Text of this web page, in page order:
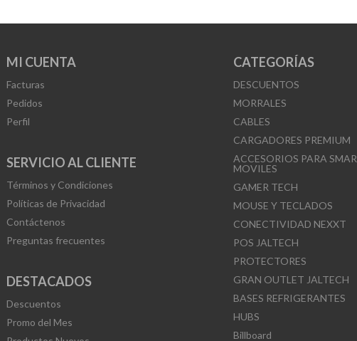
MI CUENTA
Facturas
Pedidos
Perfil
SERVICIO AL CLIENTE
Términos y Condiciones
Políticas de Privacidad
Contáctenos
Preguntas frecuentes
DESTACADOS
Descuentos
Promo del Mes
CATEGORÍAS
DESCUENTOS
MORRALES
CABLES
CARGADORES PREMIUM
ACCESORIOS PARA
MOVILES
GAMER TECH
MOUSE Y TECLADOS
CONECTIVIDAD NEXXT
POS JALTECH
PROTECTORES
GRAN OUTLET JALTECH
BASES REFRIGERANTES
HUBS
Billboard